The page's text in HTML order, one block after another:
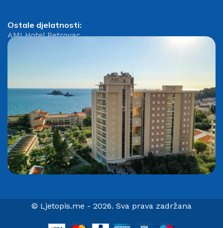
Ostale djelatnosti:
AMI Hotel Petrovac
© Ljetopis.me - 2026. Sva prava zadržana